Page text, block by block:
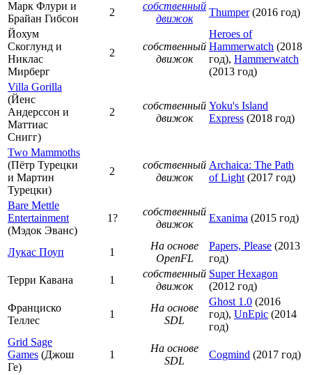
Марк Флури и
Брайан Гибсон
2
собственный
движок
Thumper(2016 год)
Йохум
Скоглунд и
Никлас
Мирберг
2
собственный
движок
Heroes of
Hammerwatch (2018
год), Hammerwatch
(2013 год)
Villa Gorilla
(Йенс
Андерссон и
Маттиас
Снигг)
2
собственный
движок
Yoku's Island
Express (2018 год)
Two Mammoths
(Пётр Турецки
и Мартин
Турецки)
2
собственный
движок
Archaica: The Path
of Light (2017 год)
Bare Mettle
Entertainment
(Мэдок Эванс)
1?
собственный
движок
Exanima (2015 год)
Лукас Поуп 1
На основе
OpenFL
Papers, Please (2013
год)
Терри Кавана
1
собственный
движок
Super Hexagon
(2012 год)
Франциско
Теллес
1
На основе
SDL
Ghost 1.0 (2016
год), UnEpic (2014
год)
Grid Sage
Games (Джош
Ге)
1
На основе
SDL
Cogmind (2017 год)